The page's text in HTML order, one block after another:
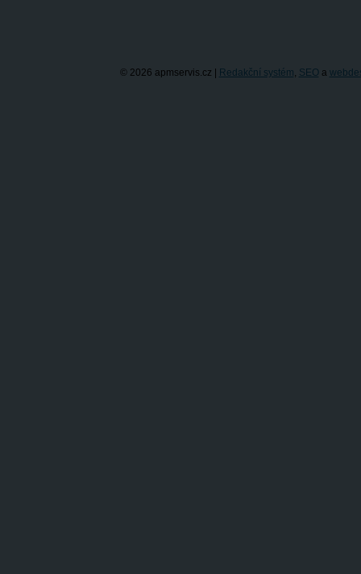
© 2026 apmservis.cz | Redakční systém, SEOa